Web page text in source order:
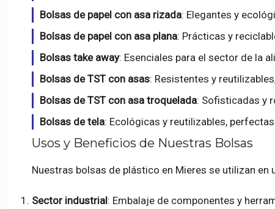
Bolsas de papel con asa rizada: Elegantes y
Bolsas de papel con asa plana: Prácticas y
Bolsas take away: Esenciales para el sector de la
Bolsas de TST con asas: Resistentes y
Bolsas de TST con asa troquelada: Sofisticadas y
Bolsas de tela: Ecológicas y reutilizables,
Usos y Beneficios de Nuestras Bolsas
Nuestras bolsas de plástico en Mieres se utilizan en
Sector industrial: Embalaje de componentes y